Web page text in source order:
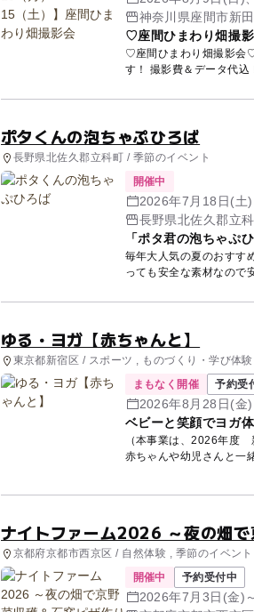
神奈川県座間市新
♡座間ひまわり畑撮
♡座間ひまわり畑撮影会
す！ 撮影費＆データ
ポタくんの泡ちゃぷひろば
長野県北佐久郡立科町 / 季節のイベント
開催中
2026年7月18日(土
長野県北佐久郡立
「ポタ君の泡ちゃぷ
毎年大人気の夏のおすすめ
っても安全な素材なので
ゆる・ヨガ【赤ちゃんと】
東京都新宿区 / スポーツ , ものづくり・学び体験
まもなく開催 予約受
2026年8月28日(金
ベビーと笑顔でヨガ
（本事業は、2026年度 新宿
赤ちゃんや幼児さんと一
ナイトファーム2026 ～夜の畑
京都府京都市西京区 / 自然体験 , 季節のイベン
開催中 予約受付中
2026年7月3日(金)